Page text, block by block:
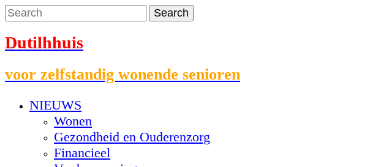
Dutilhhuis
voor zelfstandig wonende senioren
NIEUWS
Wonen
Gezondheid en Ouderenzorg
Financieel